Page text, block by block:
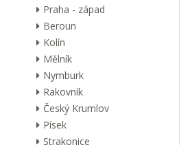
Praha - západ
Beroun
Kolín
Mělník
Nymburk
Rakovník
Český Krumlov
Písek
Strakonice